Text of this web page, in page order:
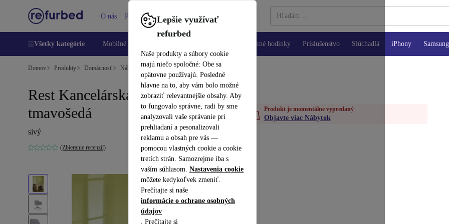
Lepšie využívať
refurbed
Naše produkty a súbory cookie
majú niečo spoločné: Obe sa
opätovne používajú. Posledné
hlavne na to, aby vám bolo možné
zobraziť relevantnejšie obsahy. Aby
to fungovalo správne, radi by sme
analyzovali vaše správanie pri
prehliadaní a pesonalizovali
reklamu a obsah pre vás —
pomocou vlastných cookie a cookie
tretích strán. Samozrejme iba s
vaším súhlasom. Nastavenia cookie
môžete kedykoľvek zmeniť.
Prečítajte si naše
informácie o ochrane osobných
údajov
. Prečítajte si
O nás Pomoc
Všetky kategórie Mobilné telefóny Inteligentné hodinky Príslušenstvo Slúchadlá iPhony
Domov Produkty Domácnosť Nábytok
Rest Kancelárska stolička
tmavošedá
sivý
(Zbieranie recenzií)
Produkt je momentálne vypredaný
Objavte viac Nábytok